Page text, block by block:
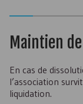
Maintien
En cas de
l’association
liquidation.